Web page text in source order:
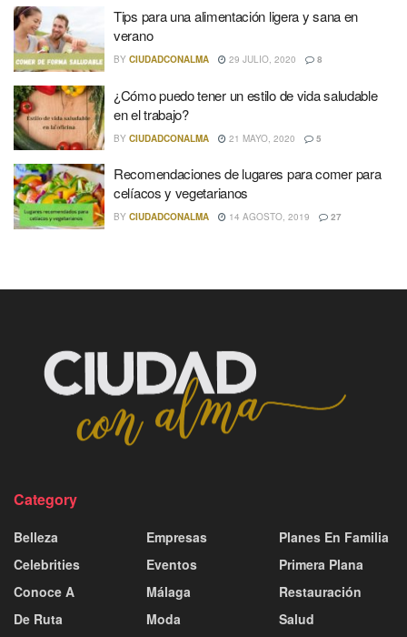
Tips para una alimentación ligera y sana en
verano
BY CIUDADCONALMA 29 JULIO, 2020 8
¿Cómo puedo tener un estilo de vida saludable
en el trabajo?
BY CIUDADCONALMA 21 MAYO, 2020 5
Recomendaciones de lugares para comer para
celíacos y vegetarianos
BY CIUDADCONALMA 14 AGOSTO, 2019 27
Category
Belleza
Celebrities
Conoce A
De Ruta
Empresas
Eventos
Málaga
Moda
Planes En Familia
Primera Plana
Restauración
Salud